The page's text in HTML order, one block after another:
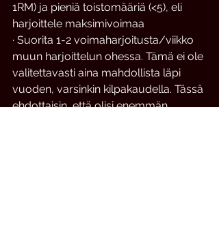
1RM) ja pieniä toistomääriä (<5), eli
harjoittele maksimivoimaa
· Suorita 1-2 voimaharjoitusta/viikko
muun harjoittelun ohessa. Tämä ei ole
valitettavasti aina mahdollista läpi
vuoden, varsinkin kilpakaudella. Tässä
ehdottaisin, että olisi enemmän